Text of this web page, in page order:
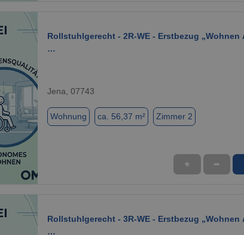
1 / 30
Rollstuhlgerecht - 2R-WE - Erstbezug „Wohnen
…
Jena, 07743
Wohnung ca. 56,37 m² Zimmer 2
★ ➦
Rollstuhlgerecht - 3R-WE - Erstbezug „Wohnen
…